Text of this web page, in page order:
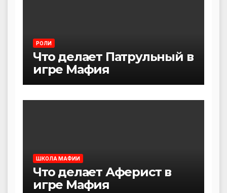
РОЛИ
Что делает Патрульный в
игре Мафия
ШКОЛА МАФИИ
Что делает Аферист в
игре Мафия